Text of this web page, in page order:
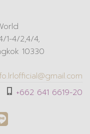
1-4/2,4/4,
10330
+662 641 6619-20